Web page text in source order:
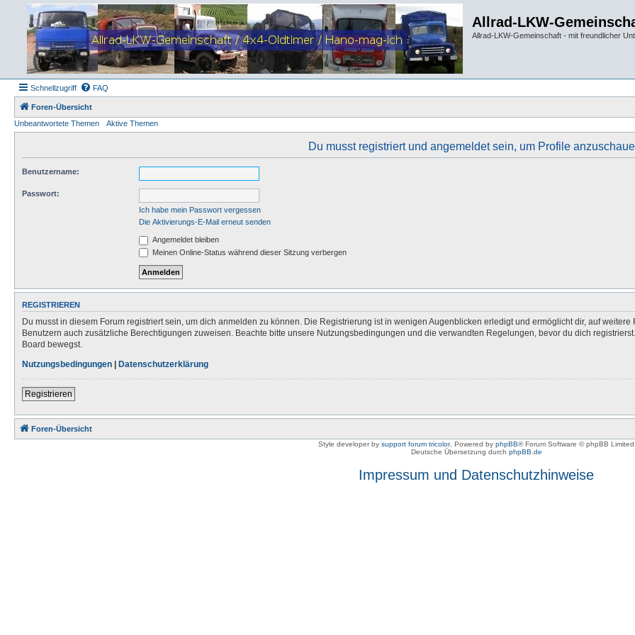
Allrad-LKW-
Allrad-LKW-Gemeinschaft - mit freundlicher
Schnellzugriff FAQ
Foren-Übersicht
Unbeantwortete Themen
Aktive Themen
Du musst registriert und angemeldet sein, um Profile
Benutzername:
Passwort:
Ich habe mein Passwort vergessen
Die Aktivierungs-E-Mail erneut senden
Angemeldet bleiben
Meinen Online-Status während dieser Sitzung verbergen
REGISTRIEREN
Du musst in diesem Forum registriert sein, um dich anmelden zu können. Die Registrierung ist in wenigen Augenblicken erledigt und ermöglicht dir, auf
Benutzern auch zusätzliche Berechtigungen zuweisen. Beachte bitte unsere Nutzungsbedingungen und die verwandten Regelungen, bevor du dich
Board bewegst.
Nutzungsbedingungen | Datenschutzerklärung
Registrieren
Foren-Übersicht
Style developer by support forum tricolor, Powered by phpBB® Forum Software © phpBB Limited
Deutsche Übersetzung durch phpBB.de
Impressum und Datenschutzhinweise